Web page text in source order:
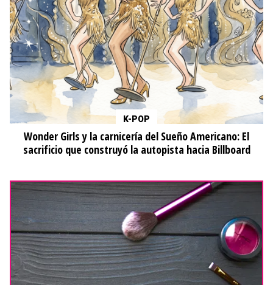
K-POP
Wonder Girls y la carnicería del Sueño Americano: El
sacrificio que construyó la autopista hacia Billboard